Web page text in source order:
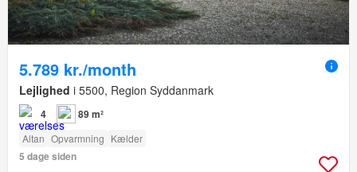
5.789 kr./month
Lejlighed i 5500, Region Syddanmark
4 89 m²
Altan Opvarmning Kælder
5 dage siden